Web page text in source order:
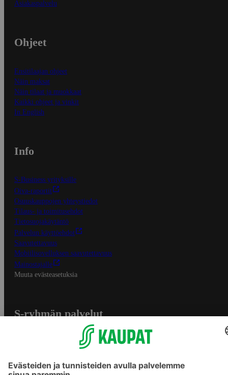
Asiakaspalvelu
Ohjeet
Ensitilaajan ohjeet
Näin maksat
Näin tilaat ja muokkaat
Kaikki ohjeet ja vinkit
In English
Info
S-Business yrityksille
Oiva-raportit
Osuuskauppojen yhteystiedot
Tilaus- ja toimitusehdot
Tietosuojakäytäntö
Palvelun käyttöehdot
Saavutettavuus
Mobiilisovelluksen saavutettavuus
Mainostajalle
Muuta evästeasetuksia
S-ryhmän palvelut
Yhteishyvä Ruoka -sovellus